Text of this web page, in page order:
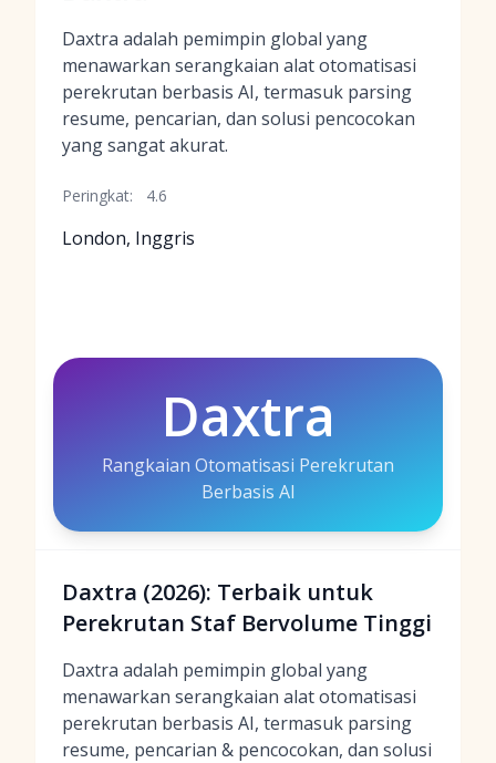
Daxtra adalah pemimpin global yang
menawarkan serangkaian alat otomatisasi
perekrutan berbasis AI, termasuk parsing
resume, pencarian, dan solusi pencocokan
yang sangat akurat.
Peringkat: 4.6
London, Inggris
Daxtra
Rangkaian Otomatisasi Perekrutan
Berbasis AI
Daxtra (2026): Terbaik untuk
Perekrutan Staf Bervolume Tinggi
Daxtra adalah pemimpin global yang
menawarkan serangkaian alat otomatisasi
perekrutan berbasis AI, termasuk parsing
resume, pencarian & pencocokan, dan solusi